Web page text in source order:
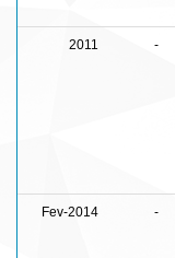
2011 -
Fev-2014 -